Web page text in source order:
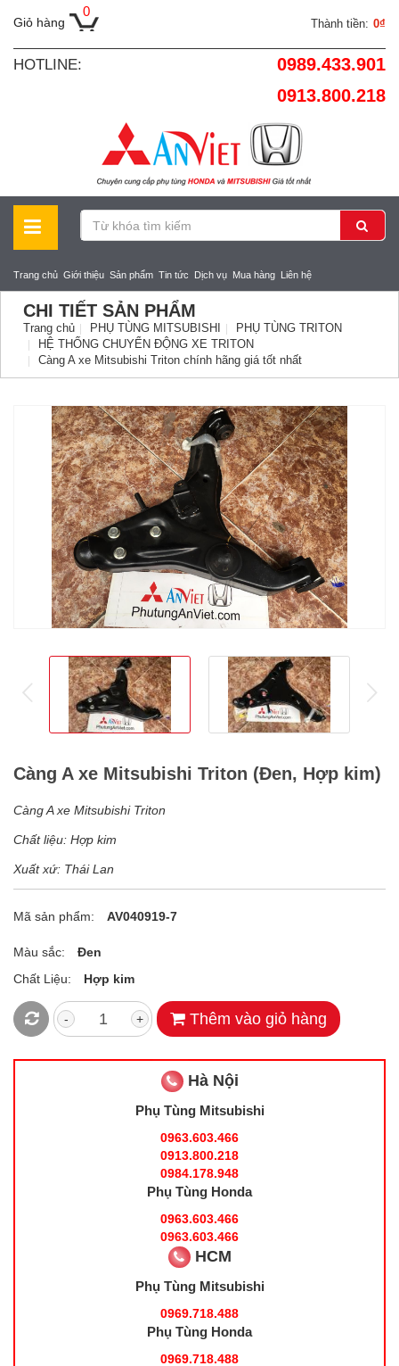
Giỏ hàng
0
Thành tiền: 0₫
HOTLINE:
0989.433.901
0913.800.218
Trang chủ Giới thiệu Sản phẩm Tin tức Dịch vụ Mua hàng Liên hệ
CHI TIẾT SẢN PHẨM
Trang chủ PHỤ TÙNG MITSUBISHI
PHỤ TÙNG TRITON
HỆ THỐNG CHUYỂN ĐỘNG XE TRITON
Càng A xe Mitsubishi Triton chính hãng giá tốt nhất
prev
Càng A xe Mitsubishi Triton (Đen, Hợp kim)
Càng A xe Mitsubishi Triton
Chất liệu: Hợp kim
Xuất xứ: Thái Lan
Mã sản phẩm: AV040919-7
Màu sắc:
Đen
Chất Liệu:
Hợp kim
- + Thêm vào giỏ hàng
Hà Nội
Phụ Tùng Mitsubishi
0963.603.466
0913.800.218
0984.178.948
Phụ Tùng Honda
0963.603.466
0963.603.466
HCM
Phụ Tùng Mitsubishi
0969.718.488
Phụ Tùng Honda
0969.718.488